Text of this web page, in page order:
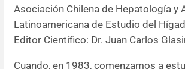
Comité editorial
Resúmenes de congresos
Asociación Chilena de Hepatología y
Latinoamericana de Estudio del
Editor Científico: Dr. Juan Carlos
Cuando, en 1983, comenzamos a